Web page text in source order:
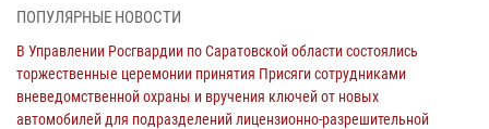
вневедомственной охраны и вручения ключей от новых
автомобилей для подразделений лицензионно-разрешительной
работы и государственного контроля.
18 июля 2026, 13:37 10 1
ПОПУЛЯРНЫЕ НОВОСТИ
В Управлении Росгвардии по Саратовской области состоялись
торжественные церемонии принятия Присяги сотрудниками
вневедомственной охраны и вручения ключей от новых
автомобилей для подразделений лицензионно-разрешительной